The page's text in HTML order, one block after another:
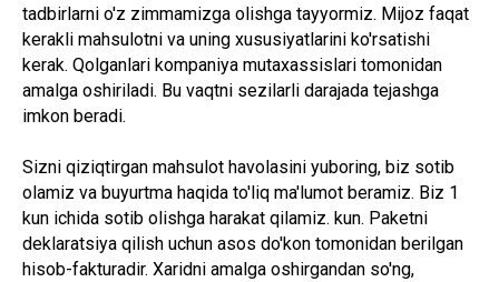
tadbirlarni o'z zimmamizga olishga tayyormiz. Mijoz faqat
kerakli mahsulotni va uning xususiyatlarini ko'rsatishi
kerak. Qolganlari kompaniya mutaxassislari tomonidan
amalga oshiriladi. Bu vaqtni sezilarli darajada tejashga
imkon beradi.
Sizni qiziqtirgan mahsulot havolasini yuboring, biz sotib
olamiz va buyurtma haqida to'liq ma'lumot beramiz. Biz 1
kun ichida sotib olishga harakat qilamiz. kun. Paketni
deklaratsiya qilish uchun asos do'kon tomonidan berilgan
hisob-fakturadir. Xaridni amalga oshirgandan so'ng,